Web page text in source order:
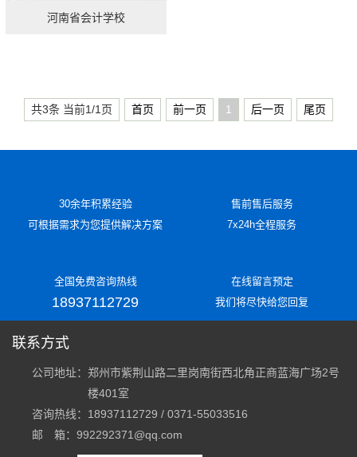
河南省会计学校
共3条 当前1/1页 首页 前一页 1 后一页 尾页
30余年积累经验
可根据需求为您提供解决方案
售前售后服务
7x24h全程服务
全国免费咨询热线
18937112729
在线留言预定
我们将尽快给您回复
联系方式
公司地址： 郑州市紫荆山路二里岗南街西北角正商蓝海广场2号
楼401室
咨询热线：18937112729 / 0371-55033516
邮 箱：992292371@qq.com